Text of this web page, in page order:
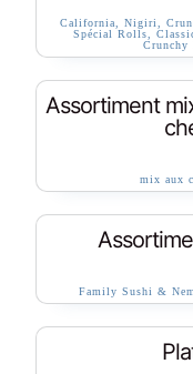
California, Nigiri,
Spécial Rolls,
Assortiment
mix aux
Family Sushi &